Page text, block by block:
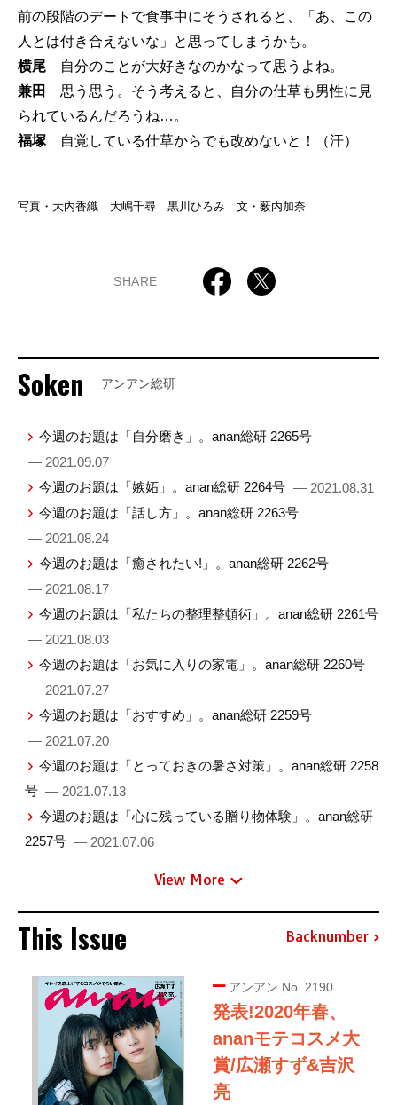
前の段階のデートで食事中にそうされると、「あ、この
人とは付き合えないな」と思ってしまうかも。
横尾
自分のことが大好きなのかなって思うよね。
兼田 思う思う。そう考えると、自分の仕草も男性に見
られているんだろうね…。
福塚
自覚している仕草からでも改めないと！（汗）
写真・大内香織 大嶋千尋 黒川ひろみ 文・薮内加奈
SHARE
Soken アンアン総研
今週のお題は「自分磨き」。anan総研 2265号
— 2021.09.07
今週のお題は「嫉妬」。anan総研 2264号 — 2021.08.31
今週のお題は「話し方」。anan総研 2263号
— 2021.08.24
今週のお題は「癒されたい!」。anan総研 2262号
— 2021.08.17
今週のお題は「私たちの整理整頓術」。anan総研 2261号
— 2021.08.03
今週のお題は「お気に入りの家電」。anan総研 2260号
— 2021.07.27
今週のお題は「おすすめ」。anan総研 2259号
— 2021.07.20
今週のお題は「とっておきの暑さ対策」。anan総研 2258
号 — 2021.07.13
今週のお題は「心に残っている贈り物体験」。anan総研
2257号 — 2021.07.06
View More
This Issue Backnumber
アンアン No. 2190
発表!2020年春、
ananモテコスメ大
賞/広瀬すず&吉沢
亮